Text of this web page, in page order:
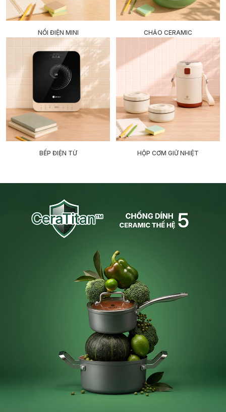
NỒI ĐIỆN MINI CHẢO CERAMIC
BẾP ĐIỆN TỪ HỘP CƠM GIỮ NHIỆT